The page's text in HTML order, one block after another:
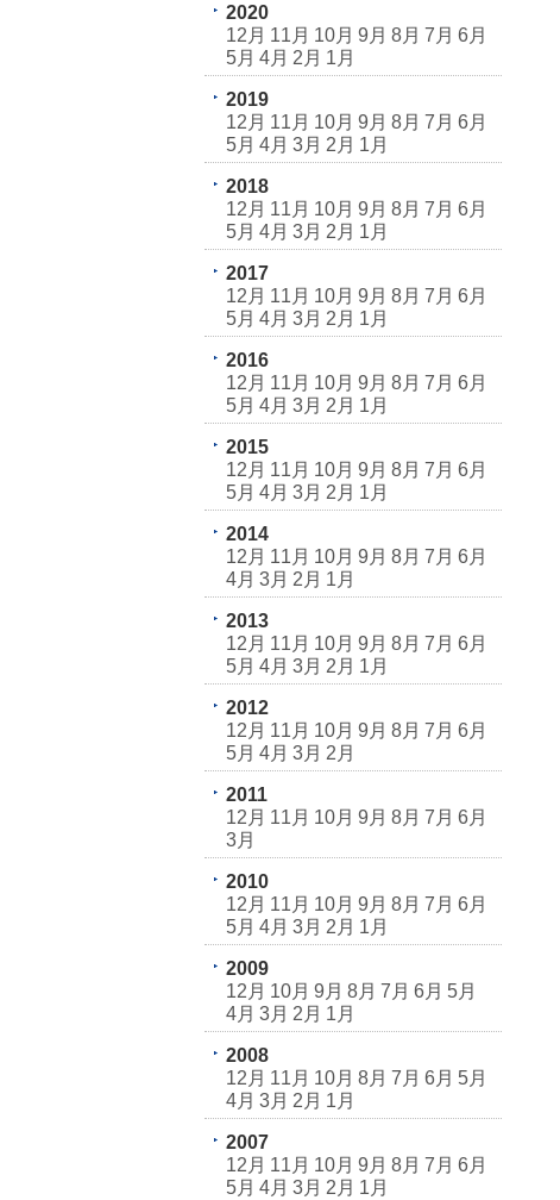
2020
12月 11月 10月 9月 8月 7月 6月
5月 4月 2月 1月
2019
12月 11月 10月 9月 8月 7月 6月
5月 4月 3月 2月 1月
2018
12月 11月 10月 9月 8月 7月 6月
5月 4月 3月 2月 1月
2017
12月 11月 10月 9月 8月 7月 6月
5月 4月 3月 2月 1月
2016
12月 11月 10月 9月 8月 7月 6月
5月 4月 3月 2月 1月
2015
12月 11月 10月 9月 8月 7月 6月
5月 4月 3月 2月 1月
2014
12月 11月 10月 9月 8月 7月 6月
4月 3月 2月 1月
2013
12月 11月 10月 9月 8月 7月 6月
5月 4月 3月 2月 1月
2012
12月 11月 10月 9月 8月 7月 6月
5月 4月 3月 2月
2011
12月 11月 10月 9月 8月 7月 6月
3月
2010
12月 11月 10月 9月 8月 7月 6月
5月 4月 3月 2月 1月
2009
12月 10月 9月 8月 7月 6月 5月
4月 3月 2月 1月
2008
12月 11月 10月 8月 7月 6月 5月
4月 3月 2月 1月
2007
12月 11月 10月 9月 8月 7月 6月
5月 4月 3月 2月 1月